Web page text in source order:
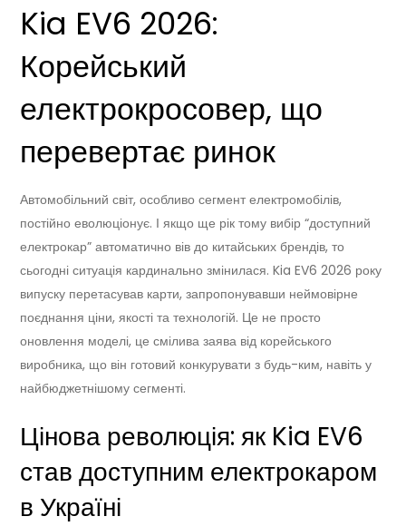
Kia EV6 2026:
Корейський
електрокросовер, що
перевертає ринок
Автомобільний світ, особливо сегмент електромобілів,
постійно еволюціонує. І якщо ще рік тому вибір “доступний
електрокар” автоматично вів до китайських брендів, то
сьогодні ситуація кардинально змінилася. Kia EV6 2026 року
випуску перетасував карти, запропонувавши неймовірне
поєднання ціни, якості та технологій. Це не просто
оновлення моделі, це смілива заява від корейського
виробника, що він готовий конкурувати з будь-ким, навіть у
найбюджетнішому сегменті.
Цінова революція: як Kia EV6
став доступним електрокаром
в Україні